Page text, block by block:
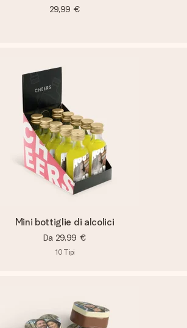
29,99 €
Mini bottiglie di alcolici
Da 29,99 €
10 Tipi